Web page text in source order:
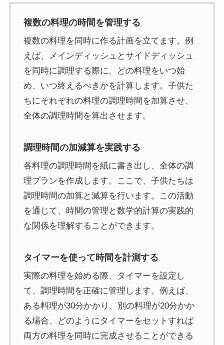
複数の料理の時間を管理する
複数の料理を同時に作る計画を立てます。例
えば、メインディッシュとサイドディッシュ
を同時に調理する際に、どの料理をいつ始
め、いつ終えるべきかを計算します。子供た
ちにそれぞれの料理の調理時間を加算させ、
全体の調理時間を算出させます。
調理時間の加減算を実践する
各料理の調理時間を紙に書き出し、全体の調
理プランを作成します。ここで、子供たちは
調理時間の加算と減算を行います。この活動
を通じて、時間の管理と数学的計算の実践的
な関係を理解することができます。
タイマーを使って時間を計測する
実際の料理を始める際、タイマーを設定し
て、調理時間を正確に管理します。例えば、
ある料理が30分かかり、別の料理が20分かか
る場合、どのようにタイマーをセットすれば
両方の料理を同時に完成させることができる